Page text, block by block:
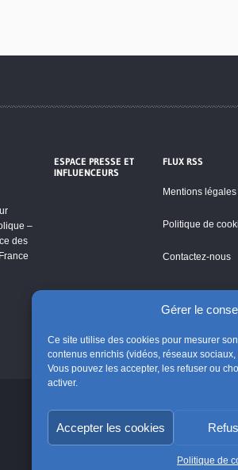
Gérer le
Ce site utilise des cookies pour mesurer
contenus enrichis (vidéos, réseaux sociaux,
Vous pouvez les accepter, les refuser ou
activer.
Accepter les cookies
Politique de
–
des
ESPACE PRESSE ET
INFLUENCEURS
FLUX RSS
Mentions légales
Politique de
Contactez-nous
Suivre @Eglisecatho